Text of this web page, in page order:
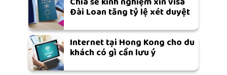
Đài Loan tăng tỷ lệ xét duyệt
Internet tại Hong Kong cho du
khách có gì cần lưu ý